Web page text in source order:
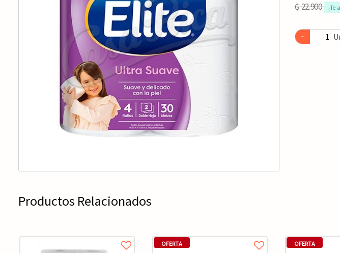
₲. 22.900 ¡Te
-
Productos Relacionados
OFERTA OFERTA